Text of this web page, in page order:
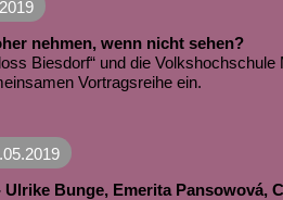
nehmen, wenn nicht sehen?
Biesdorf“ und die Volkshochschule
Vortragsreihe ein.
Bunge, Emerita Pansowová,